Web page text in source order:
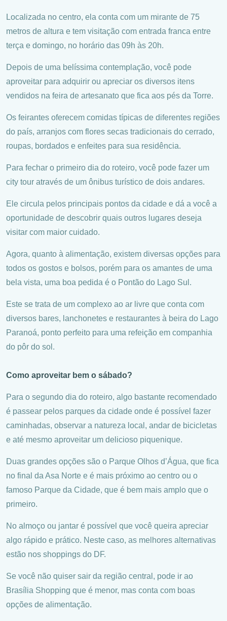
Localizada no centro, ela conta com um mirante de 75
metros de altura e tem visitação com entrada franca entre
terça e domingo, no horário das 09h às 20h.
Depois de uma belíssima contemplação, você pode
aproveitar para adquirir ou apreciar os diversos itens
vendidos na feira de artesanato que fica aos pés da Torre.
Os feirantes oferecem comidas típicas de diferentes regiões
do país, arranjos com flores secas tradicionais do cerrado,
roupas, bordados e enfeites para sua residência.
Para fechar o primeiro dia do roteiro, você pode fazer um
city tour através de um ônibus turístico de dois andares.
Ele circula pelos principais pontos da cidade e dá a você a
oportunidade de descobrir quais outros lugares deseja
visitar com maior cuidado.
Agora, quanto à alimentação, existem diversas opções para
todos os gostos e bolsos, porém para os amantes de uma
bela vista, uma boa pedida é o Pontão do Lago Sul.
Este se trata de um complexo ao ar livre que conta com
diversos bares, lanchonetes e restaurantes à beira do Lago
Paranoá, ponto perfeito para uma refeição em companhia
do pôr do sol.
Como aproveitar bem o sábado?
Para o segundo dia do roteiro, algo bastante recomendado
é passear pelos parques da cidade onde é possível fazer
caminhadas, observar a natureza local, andar de bicicletas
e até mesmo aproveitar um delicioso piquenique.
Duas grandes opções são o Parque Olhos d’Água, que fica
no final da Asa Norte e é mais próximo ao centro ou o
famoso Parque da Cidade, que é bem mais amplo que o
primeiro.
No almoço ou jantar é possível que você queira apreciar
algo rápido e prático. Neste caso, as melhores alternativas
estão nos shoppings do DF.
Se você não quiser sair da região central, pode ir ao
Brasília Shopping que é menor, mas conta com boas
opções de alimentação.